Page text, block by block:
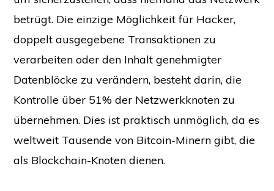
betrügt. Die einzige Möglichkeit für Hacker,
doppelt ausgegebene Transaktionen zu
verarbeiten oder den Inhalt genehmigter
Datenblöcke zu verändern, besteht darin, die
Kontrolle über 51% der Netzwerkknoten zu
übernehmen. Dies ist praktisch unmöglich, da es
weltweit Tausende von Bitcoin-Minern gibt, die
als Blockchain-Knoten dienen.